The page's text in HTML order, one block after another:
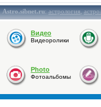
Astro.sibnet.ru:астрология,
Видео
Видеоролики
Photo
Фотоальбомы